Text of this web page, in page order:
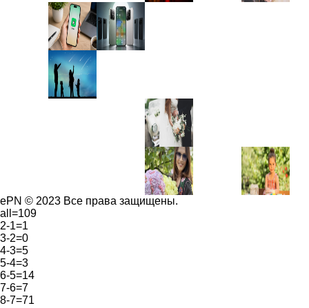
ePN © 2023 Все права защищены.
all=109
2-1=1
3-2=0
4-3=5
5-4=3
6-5=14
7-6=7
8-7=71